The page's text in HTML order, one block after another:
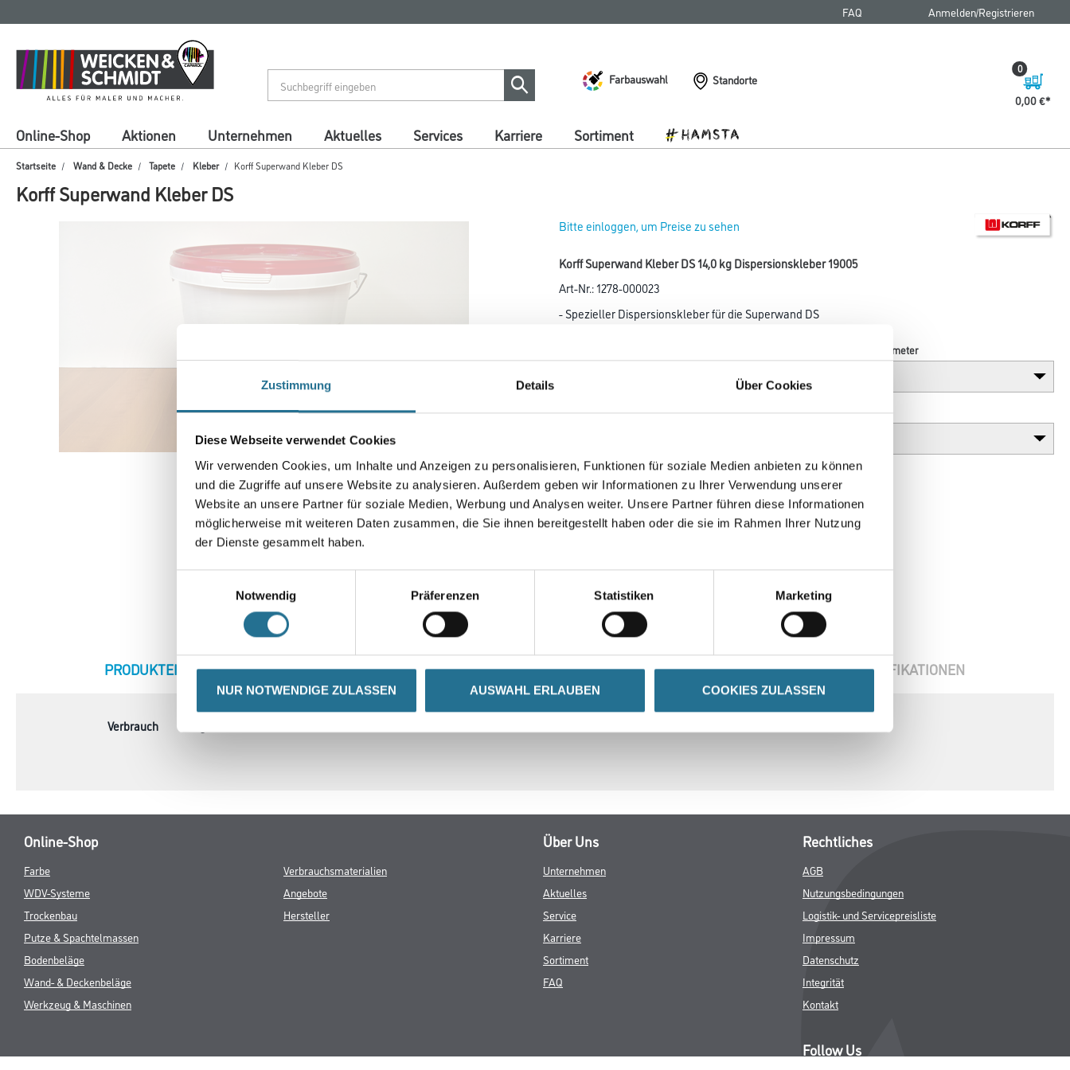
Zustimmung Details Über Cookies
Diese Webseite verwendet Cookies
Wir verwenden Cookies, um Inhalte und Anzeigen zu personalisieren, Funktionen für soziale Medien anbieten zu können
und die Zugriffe auf unsere Website zu analysieren. Außerdem geben wir Informationen zu Ihrer Verwendung unserer
Website an unsere Partner für soziale Medien, Werbung und Analysen weiter. Unsere Partner führen diese Informationen
möglicherweise mit weiteren Daten zusammen, die Sie ihnen bereitgestellt haben oder die sie im Rahmen Ihrer Nutzung
der Dienste gesammelt haben.
Notwendig
Präferenzen Statistiken Marketing
NUR NOTWENDIGE ZULASSEN AUSWAHL ERLAUBEN COOKIES ZULASSEN
springen
springen
FAQ Anmelden/Registrieren
Farbauswahl
Standorte
0,00 €
0
Online-Shop Aktionen Unternehmen Aktuelles Services Karriere Sortiment
Startseite Wand & Decke Tapete Kleber Korff Superwand Kleber DS
Korff Superwand Kleber DS
Bitte einloggen, um Preise zu sehen
Korff Superwand Kleber DS 14,0 kg Dispersionskleber 19005
Art-Nr.:1278-000023
- Spezieller Dispersionskleber für die Superwand DS
Breite in centimeter
Höhe in centimeter Gebinde
Umrechnungsfaktoren
CURRENT
PRODUKTEIGENSCHAFTEN ZUSATZINFOS GEFAHRENHINWEISE DATENBLÄTTER SPEZIFIKATIONEN
Verbrauch
Online-Shop
Farbe
WDV-Systeme
Trockenbau
Putze & Spachtelmassen
Bodenbeläge
Wand- & Deckenbeläge
Werkzeug & Maschinen
Verbrauchsmaterialien
Angebote
Hersteller
Über Uns
Unternehmen
Aktuelles
Service
Karriere
Sortiment
FAQ
Rechtliches
AGB
Nutzungsbedingungen
Logistik- und Servicepreisliste
Impressum
Datenschutz
Integrität
Kontakt
Follow Us